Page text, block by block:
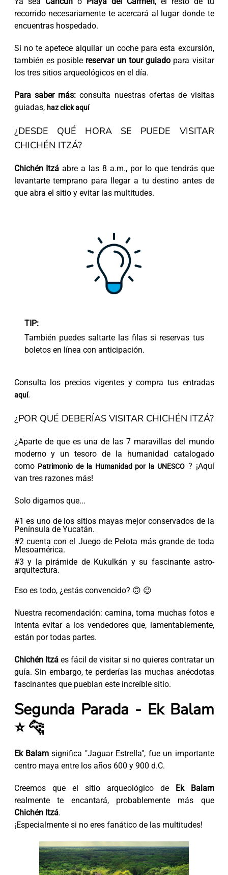
recorrido necesariamente te acercará al lugar donde te
encuentras hospedado.
Si no te apetece alquilar un coche para esta excursión,
también es posible reservar un tour guiado para visitar
los tres sitios arqueológicos en el día.
Para saber más: consulta nuestras ofertas de visitas
guiadas, haz click aquí
¿DESDE QUÉ HORA SE PUEDE VISITAR
CHICHÉN ITZÁ?
Chichén Itzá abre a las 8 a.m., por lo que tendrás que
levantarte temprano para llegar a tu destino antes de
que abra el sitio y evitar las multitudes.
TIP:
También puedes saltarte las filas si reservas tus
boletos en línea con anticipación.
Consulta los precios vigentes y compra tus entradas
aquí.
¿POR QUÉ DEBERÍAS VISITAR CHICHÉN ITZÁ?
¿Aparte de que es una de las 7 maravillas del mundo
moderno y un tesoro de la humanidad catalogado
como Patrimonio de la Humanidad por la UNESCO? ¡Aquí
van tres razones más!
Solo digamos que...
#1 es uno de los sitios mayas mejor conservados de la
Península de Yucatán.
#2 cuenta con el Juego de Pelota más grande de toda
Mesoamérica.
#3 y la pirámide de Kukulkán y su fascinante astro-
arquitectura.
Eso es todo, ¿estás convencido? 🙃 😉
Nuestra recomendación: camina, toma muchas fotos e
intenta evitar a los vendedores que, lamentablemente,
están por todas partes.
Chichén Itzáes fácil de visitar si no quieres contratar un
guía. Sin embargo, te perderías las muchas anécdotas
fascinantes que pueblan este increíble sitio.
Segunda Parada - Ek Balam
⭐ 🐆
Ek Balamsignifica "Jaguar Estrella", fue un importante
centro maya entre los años 600 y 900 d.C.
Creemos que el sitio arqueológico de Ek Balam
realmente te encantará, probablemente más que
Chichén Itzá.
¡Especialmente si no eres fanático de las multitudes!